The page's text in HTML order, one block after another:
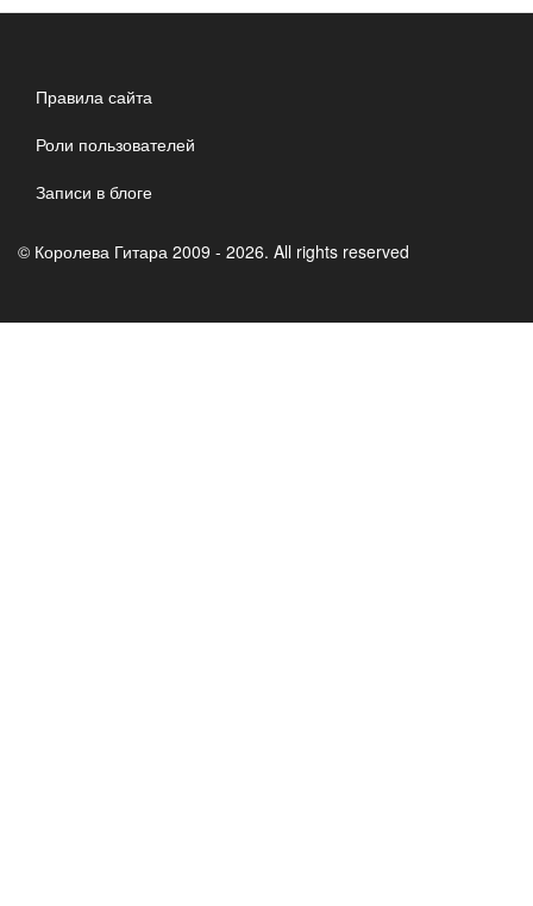
Правила сайта
Роли пользователей
Записи в блоге
© Королева Гитара 2009 - 2026. All rights reserved